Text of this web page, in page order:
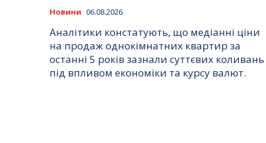
Новини 06.08.2026
Аналітики констатують, що медіанні ціни
на продаж однокімнатних квартир за
останні 5 років зазнали суттєвих коливань
під впливом економіки та курсу валют.